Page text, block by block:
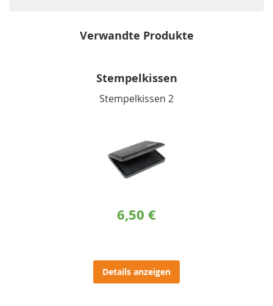
Verwandte Produkte
Stempelkissen
Stempelkissen 2
6,50 €
Details anzeigen